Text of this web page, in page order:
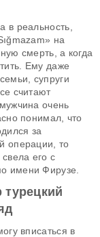
в реальность,
на
смерть, а когда
Ему даже
супруги
считают
очень
понимал, что
за
операции, то
его с
имени Фирузе.
вписаться в